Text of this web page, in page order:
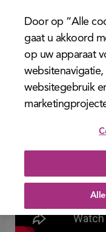
menu
Door op “Alle
gaat u akkoord
op uw apparaat
websitenavigatie,
websitegebruik